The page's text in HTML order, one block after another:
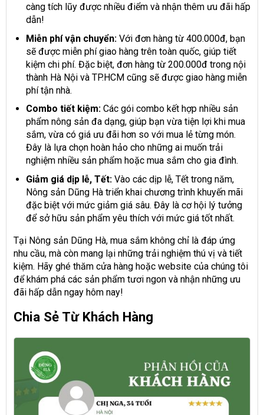
càng tích lũy được nhiều điểm và nhận thêm ưu đãi hấp
dẫn!
Miễn phí vận chuyển:Với đơn hàng từ 400.000đ, bạn
sẽ được miễn phí giao hàng trên toàn quốc, giúp tiết
kiệm chi phí. Đặc biệt, đơn hàng từ 200.000đ trong nội
thành Hà Nội và TP.HCM cũng sẽ được giao hàng miễn
phí tận nhà.
Combo tiết kiệm:Các gói combo kết hợp nhiều sản
phẩm nông sản đa dạng, giúp bạn vừa tiện lợi khi mua
sắm, vừa có giá ưu đãi hơn so với mua lẻ từng món.
Đây là lựa chọn hoàn hảo cho những ai muốn trải
nghiệm nhiều sản phẩm hoặc mua sắm cho gia đình.
Giảm giá dịp lễ, Tết:Vào các dịp lễ, Tết trong năm,
Nông sản Dũng Hà triển khai chương trình khuyến mãi
đặc biệt với mức giảm giá sâu. Đây là cơ hội lý tưởng
để sở hữu sản phẩm yêu thích với mức giá tốt nhất.
Tại Nông sản Dũng Hà, mua sắm không chỉ là đáp ứng
nhu cầu, mà còn mang lại những trải nghiệm thú vị và tiết
kiệm. Hãy ghé thăm cửa hàng hoặc website của chúng tôi
để khám phá các sản phẩm tươi ngon và nhận những ưu
đãi hấp dẫn ngay hôm nay!
Chia Sẻ Từ Khách Hàng